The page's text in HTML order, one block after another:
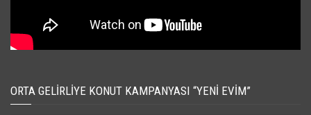
ORTA GELIRLIYE KONUT KAMPANYASI “YENI EVIM”